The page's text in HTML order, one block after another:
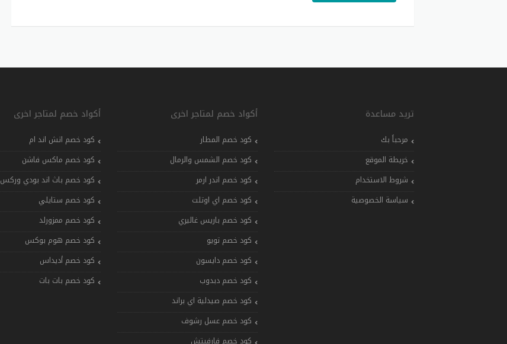
تريد مساعدة
مرحباً بك
خريطة الموقع
شروط الاستخدام
سياسة الخصوصية
أكواد خصم لمتاجر اخرى
كود خصم المطار
كود خصم الشمس والرمال
كود خصم اندر ارمر
كود خصم اي اوتلت
كود خصم باريس غاليري
كود خصم تويو
كود خصم دايسون
كود خصم دبدوب
كود خصم صيدلية اي براند
كود خصم عسل رشوف
كود خصم فارفيتش
أكواد خصم لمتاجر اخرى
كود خصم اتش اند ام
كود خصم ماكس فاشن
كود خصم باث اند بودي وركس
كود خصم ستايلي
كود خصم ممزورلد
كود خصم هوم بوكس
كود خصم أديداس
كود خصم بات بات